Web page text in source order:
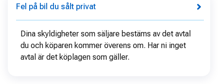
Fel på bil du sålt privat
Dina skyldigheter som säljare bestäms av det avtal
du och köparen kommer överens om. Har ni inget
avtal är det köplagen som gäller.